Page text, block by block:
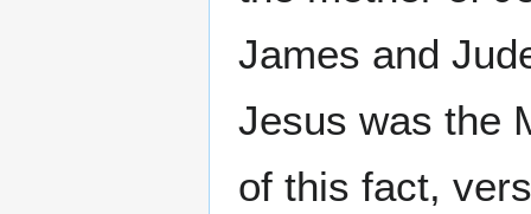
James and
Jesus was the
of this fact,